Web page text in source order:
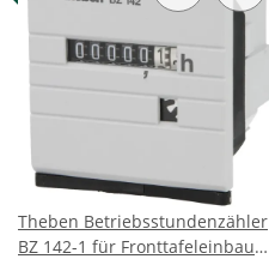
Theben Betriebsstundenzähler
BZ 142-1 für Fronttafeleinbau